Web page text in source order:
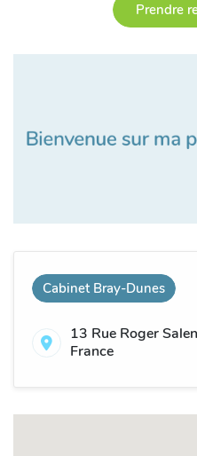
Prendre
Cabinet Bray-Dunes
13 Rue Roger
France